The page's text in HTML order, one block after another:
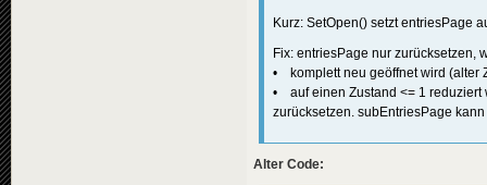
Kurz: SetOpen() setzt entriesPage
Fix: entriesPage nur zurücksetzen,
• komplett neu geöffnet wird (alter
• auf einen Zustand <= 1 reduziert
zurücksetzen. subEntriesPage
Alter Code: